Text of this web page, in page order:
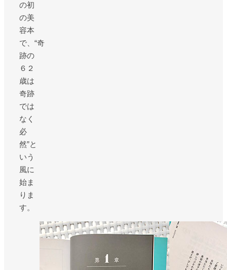
の初
の美
容本
で、“奇
跡の
６２
歳は
奇跡
では
なく
必
然”と
いう
風に
始ま
りま
す。